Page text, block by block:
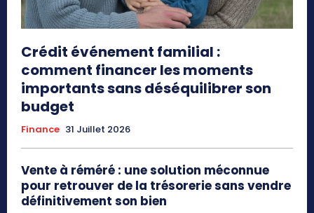
Crédit événement familial :
comment financer les moments
importants sans déséquilibrer son
budget
Finance 31 Juillet 2026
Vente à réméré : une solution méconnue
pour retrouver de la trésorerie sans vendre
définitivement son bien